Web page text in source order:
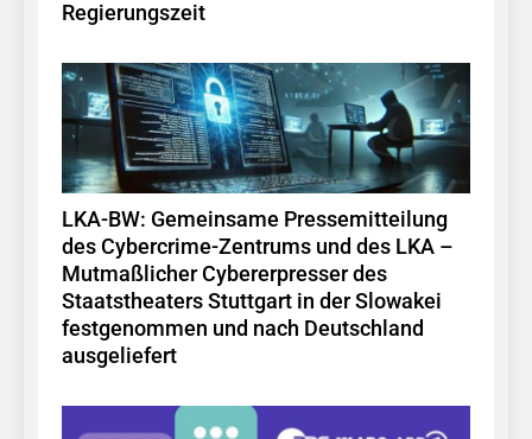
Regierungszeit
LKA-BW: Gemeinsame Pressemitteilung
des Cybercrime-Zentrums und des LKA –
Mutmaßlicher Cybererpresser des
Staatstheaters Stuttgart in der Slowakei
festgenommen und nach Deutschland
ausgeliefert